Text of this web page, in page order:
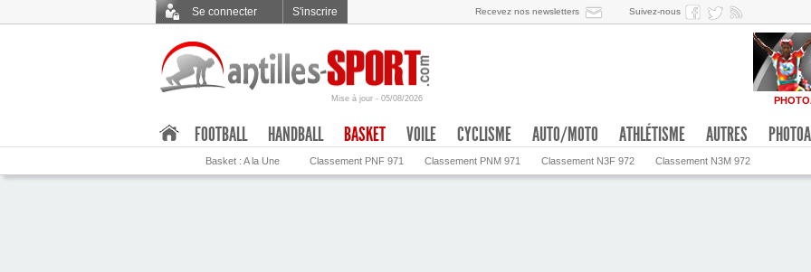
Se connecter S'inscrire Recevez nos newsletters Suivez-nous
Mise à jour - 05/08/2026
FOOTBALL HANDBALL BASKET
Basket : A la Une Classement PNF 971 Classement PNM 971 Classement N3F 972 Classement N3M 972
VOILE CYCLISME AUTO/MOTO ATHLÉTISME AUTRES